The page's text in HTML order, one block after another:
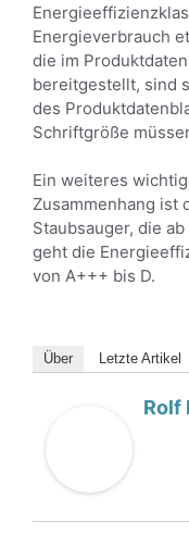
Energieverbrauch
die im
bereitgestellt, sind
des
Schriftgröße
Ein weiteres
Zusammenhang ist
Staubsauger, die
geht die
von A+++ bis D.
Über Letzte Artikel
Rolf